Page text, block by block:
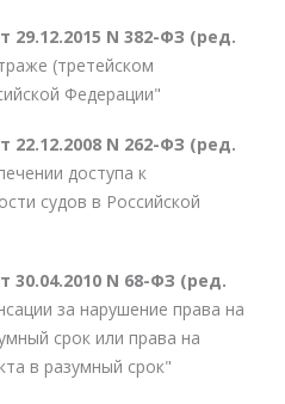
N 382-ФЗ (ред.
(третейском
Федерации"
N 262-ФЗ (ред.
доступа к
судов в Российской
N 68-ФЗ (ред.
за нарушение права на
срок или права на
в разумный срок"